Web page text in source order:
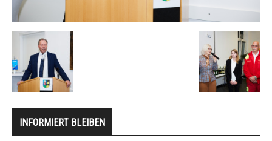
INFORMIERT BLEIBEN